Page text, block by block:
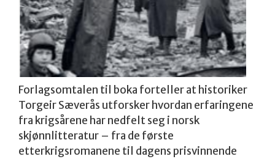
Forlagsomtalen til boka forteller at historiker
Torgeir Sæverås utforsker hvordan erfaringene
fra krigsårene har nedfelt seg i norsk
skjønnlitteratur – fra de første
etterkrigsromanene til dagens prisvinnende